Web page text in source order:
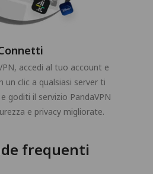
accedi al tuo account e
clic a qualsiasi server ti
goditi il servizio PandaVPN
e privacy migliorate.
frequenti